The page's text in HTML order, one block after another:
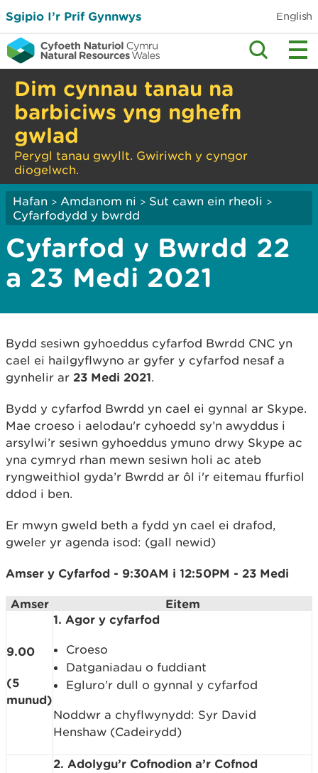
Sgipio I’r Prif Gynnwys English
Dim cynnau tanau na
barbiciws yng nghefn
gwlad
Perygl tanau gwyllt. Gwiriwch y cyngor
diogelwch.
Hafan > Amdanom ni > Sut cawn ein rheoli >
Cyfarfodydd y bwrdd
Cyfarfod y Bwrdd 22
a 23 Medi 2021
Bydd sesiwn gyhoeddus cyfarfod Bwrdd CNC yn
cael ei hailgyflwyno ar gyfer y cyfarfod nesaf a
gynhelir ar 23 Medi 2021.
Bydd y cyfarfod Bwrdd yn cael ei gynnal ar Skype.
Mae croeso i aelodau'r cyhoedd sy’n awyddus i
arsylwi’r sesiwn gyhoeddus ymuno drwy Skype ac
yna cymryd rhan mewn sesiwn holi ac ateb
ryngweithiol gyda’r Bwrdd ar ôl i'r eitemau ffurfiol
ddod i ben.
Er mwyn gweld beth a fydd yn cael ei drafod,
gweler yr agenda isod: (gall newid)
Amser y Cyfarfod - 9:30AM i 12:50PM - 23 Medi
Amser Eitem
9.00
(5
munud)
1. Agor y cyfarfod
Croeso
Datganiadau o fuddiant
Egluro’r dull o gynnal y cyfarfod
Noddwr a chyflwynydd: Syr David
Henshaw (Cadeirydd)
2. Adolygu’r Cofnodion a’r Cofnod